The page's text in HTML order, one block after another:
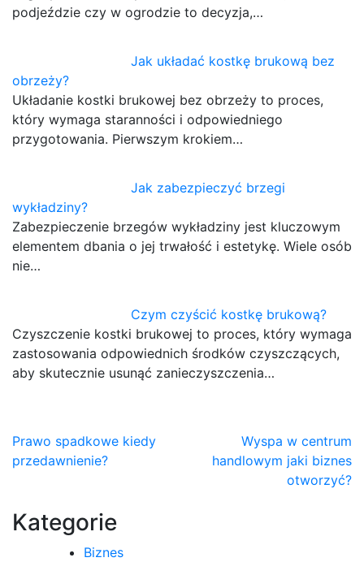
podjeździe czy w ogrodzie to decyzja,…
Jak układać kostkę brukową bez
obrzeży?
Układanie kostki brukowej bez obrzeży to proces,
który wymaga staranności i odpowiedniego
przygotowania. Pierwszym krokiem…
Jak zabezpieczyć brzegi
wykładziny?
Zabezpieczenie brzegów wykładziny jest kluczowym
elementem dbania o jej trwałość i estetykę. Wiele osób
nie…
Czym czyścić kostkę brukową?
Czyszczenie kostki brukowej to proces, który wymaga
zastosowania odpowiednich środków czyszczących,
aby skutecznie usunąć zanieczyszczenia…
Nawigacja
wpisu
Prawo spadkowe kiedy
przedawnienie?
Wyspa w centrum
handlowym jaki biznes
otworzyć?
Kategorie
Biznes